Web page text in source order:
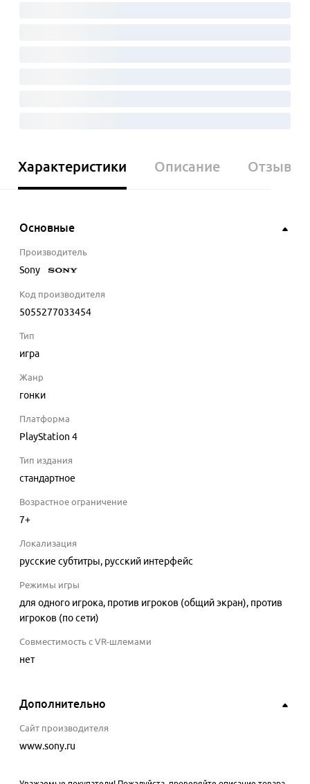
Характеристики Описание Отзывы
Основные
Производитель
Sony
Код производителя
5055277033454
Тип
игра
Жанр
гонки
Платформа
PlayStation 4
Тип издания
стандартное
Возрастное ограничение
7+
Локализация
русские субтитры, русский интерфейс
Режимы игры
для одного игрока, против игроков (общий экран), против
игроков (по сети)
Совместимость с VR-шлемами
нет
Дополнительно
Сайт производителя
www.sony.ru